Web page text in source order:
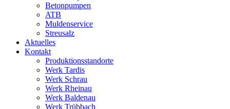
Betonpumpen
ATB
Muldenservice
Streusalz
Aktuelles
Kontakt
Produktionsstandorte
Werk Tardis
Werk Schrau
Werk Rheinau
Werk Baldenau
Werk Trübbach